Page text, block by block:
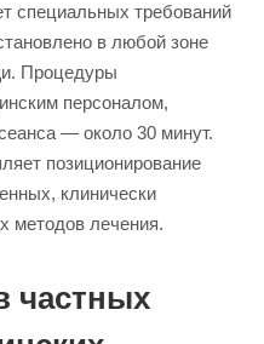
специальных требований
в любой зоне
Процедуры
персоналом,
— около 30 минут.
позиционирование
клинически
методов лечения.
частных